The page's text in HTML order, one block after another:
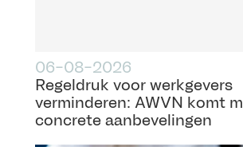
06-08-2026
Regeldruk voor werkgevers
verminderen: AWVN komt
concrete aanbevelingen